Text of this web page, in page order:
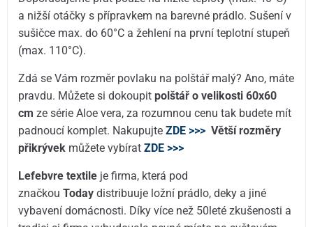
a nižší otáčky s přípravkem na barevné prádlo. Sušení v
sušičce max. do 60°C a žehlení na první teplotní stupeň
(max. 110°C).
Zdá se Vám rozměr povlaku na polštář malý? Ano, máte
pravdu. Můžete si dokoupitpolštář o velikosti 60x60
cm ze série Aloe vera, za rozumnou cenu tak budete mít
padnoucí komplet. NakupujteZDE >>> Větší rozměry
přikrývek můžete vybíratZDE >>>
Lefebvre textile je firma, která pod
značkouTodaydistribuuje ložní prádlo, deky a jiné
vybavení domácnosti. Díky více než 50leté zkušenosti a